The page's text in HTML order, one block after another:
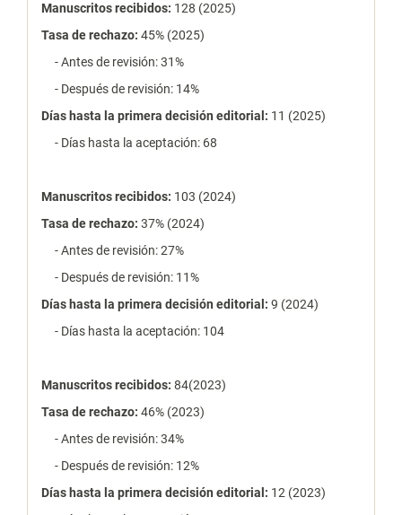
estadísticas
Manuscritos recibidos: 128 (2025)
Tasa de rechazo: 45% (2025)
- Antes de revisión: 31%
- Después de revisión: 14%
Días hasta la primera decisión editorial: 11 (2025)
- Días hasta la aceptación: 68
Manuscritos recibidos: 103 (2024)
Tasa de rechazo: 37% (2024)
- Antes de revisión: 27%
- Después de revisión: 11%
Días hasta la primera decisión editorial: 9 (2024)
- Días hasta la aceptación: 104
Manuscritos recibidos: 84(2023)
Tasa de rechazo: 46% (2023)
- Antes de revisión: 34%
- Después de revisión: 12%
Días hasta la primera decisión editorial: 12 (2023)